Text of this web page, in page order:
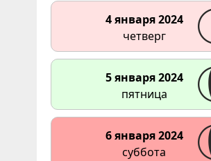
4 января 2024
четверг
5 января 2024
пятница
6 января 2024
суббота